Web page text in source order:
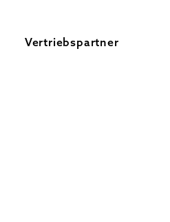
Vertriebspartner